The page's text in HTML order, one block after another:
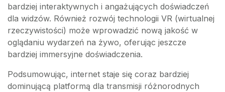
bardziej interaktywnych i angażujących doświadczeń
dla widzów. Również rozwój technologii VR (wirtualnej
rzeczywistości) może wprowadzić nową jakość w
oglądaniu wydarzeń na żywo, oferując jeszcze
bardziej immersyjne doświadczenia.
Podsumowując, internet staje się coraz bardziej
dominującą platformą dla transmisji różnorodnych